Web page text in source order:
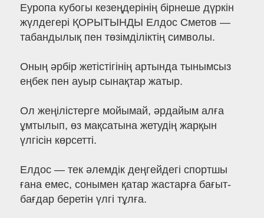
Еуропа кубогы кезеңдерінің бірнеше дүркін
жүлдегері ҚОРЫТЫНДЫ Елдос Сметов —
табандылық пен төзімділіктің символы.
Оның әрбір жетістігінің артында тынымсыз
еңбек пен ауыр сынақтар жатыр.
Ол жеңілістерге мойымай, әрдайым алға
ұмтылып, өз мақсатына жетудің жарқын
үлгісін көрсетті.
Елдос — тек әлемдік деңгейдегі спортшы
ғана емес, сонымен қатар жастарға бағыт-
бағдар беретін үлгі тұлға.